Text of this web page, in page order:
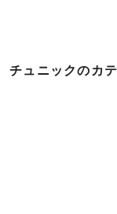
チュニックのカ